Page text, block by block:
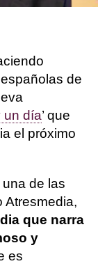
de
un día’ que
el próximo
una de las
Atresmedia,
que narra
y
es